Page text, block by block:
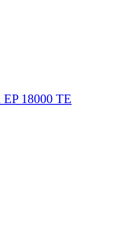
18000 TE